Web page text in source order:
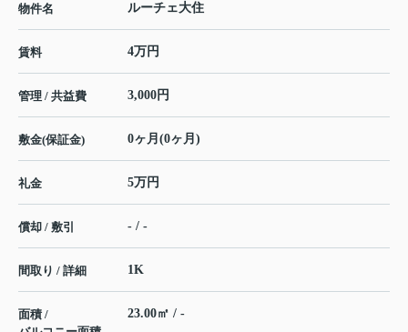
物件名 ルーチェ大住
賃料 4万円
管理 / 共益費 3,000円
敷金(保証金) 0ヶ月(0ヶ月)
礼金 5万円
償却 / 敷引 - / -
間取り / 詳細 1K
面積 /
23.00㎡ / -